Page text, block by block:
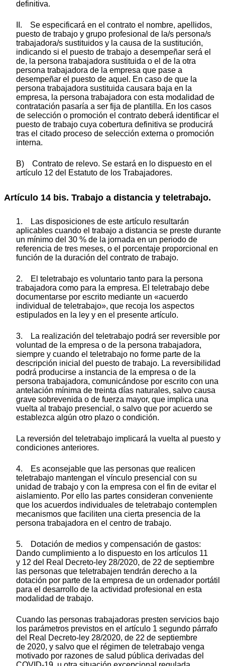
definitiva.
II. Se especificará en el contrato el nombre, apellidos,
puesto de trabajo y grupo profesional de la/s persona/s
trabajadora/s sustituidos y la causa de la sustitución,
indicando si el puesto de trabajo a desempeñar será el
de, la persona trabajadora sustituida o el de la otra
persona trabajadora de la empresa que pase a
desempeñar el puesto de aquel. En caso de que la
persona trabajadora sustituida causara baja en la
empresa, la persona trabajadora con esta modalidad de
contratación pasaría a ser fija de plantilla. En los casos
de selección o promoción el contrato deberá identificar el
puesto de trabajo cuya cobertura definitiva se producirá
tras el citado proceso de selección externa o promoción
interna.
B) Contrato de relevo. Se estará en lo dispuesto en el
artículo 12 del Estatuto de los Trabajadores.
Artículo 14 bis. Trabajo a distancia y teletrabajo.
1. Las disposiciones de este artículo resultarán
aplicables cuando el trabajo a distancia se preste durante
un mínimo del 30 % de la jornada en un periodo de
referencia de tres meses, o el porcentaje proporcional en
función de la duración del contrato de trabajo.
2. El teletrabajo es voluntario tanto para la persona
trabajadora como para la empresa. El teletrabajo debe
documentarse por escrito mediante un «acuerdo
individual de teletrabajo», que recoja los aspectos
estipulados en la ley y en el presente artículo.
3. La realización del teletrabajo podrá ser reversible por
voluntad de la empresa o de la persona trabajadora,
siempre y cuando el teletrabajo no forme parte de la
descripción inicial del puesto de trabajo. La reversibilidad
podrá producirse a instancia de la empresa o de la
persona trabajadora, comunicándose por escrito con una
antelación mínima de treinta días naturales, salvo causa
grave sobrevenida o de fuerza mayor, que implica una
vuelta al trabajo presencial, o salvo que por acuerdo se
establezca algún otro plazo o condición.
La reversión del teletrabajo implicará la vuelta al puesto y
condiciones anteriores.
4. Es aconsejable que las personas que realicen
teletrabajo mantengan el vínculo presencial con su
unidad de trabajo y con la empresa con el fin de evitar el
aislamiento. Por ello las partes consideran conveniente
que los acuerdos individuales de teletrabajo contemplen
mecanismos que faciliten una cierta presencia de la
persona trabajadora en el centro de trabajo.
5. Dotación de medios y compensación de gastos:
Dando cumplimiento a lo dispuesto en los artículos 11
y 12 del Real Decreto-ley 28/2020, de 22 de septiembre
las personas que teletrabajen tendrán derecho a la
dotación por parte de la empresa de un ordenador portátil
para el desarrollo de la actividad profesional en esta
modalidad de trabajo.
Cuando las personas trabajadoras presten servicios bajo
los parámetros previstos en el artículo 1 segundo párrafo
del Real Decreto-ley 28/2020, de 22 de septiembre
de 2020, y salvo que el régimen de teletrabajo venga
motivado por razones de salud pública derivadas del